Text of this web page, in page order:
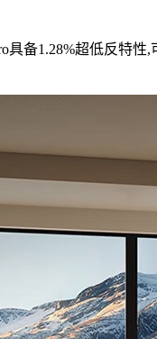
备1.28%超低反特